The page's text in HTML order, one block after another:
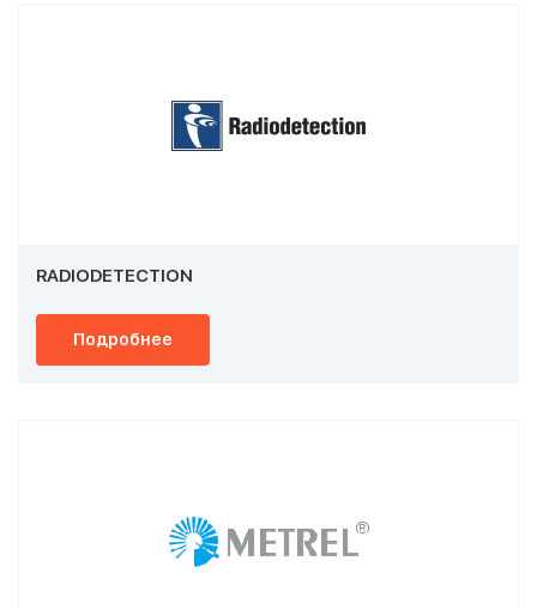
RADIODETECTION
Подробнее